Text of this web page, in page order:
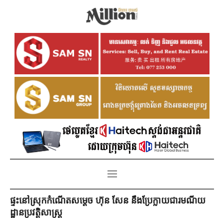
ផ្ទះនៅស្រុកកំណើតសម្តេច ហ៊ុន សែន នឹងប្រែក្លាយជារមណីយ
ដ្ឋានប្រវត្តិសាស្ត្រ